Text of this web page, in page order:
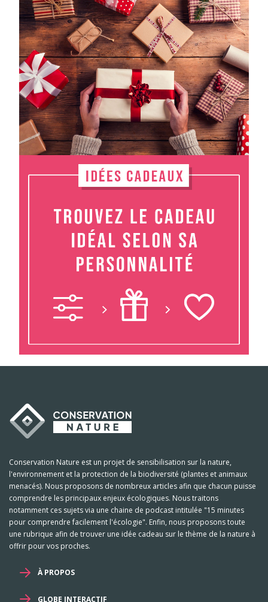
Conservation Nature est un projet de sensibilisation sur la nature,
l'environnement et la protection de la biodiversité (plantes et animaux
menacés). Nous proposons de nombreux articles afin que chacun puisse
comprendre les principaux enjeux écologiques. Nous traitons
notamment ces sujets via une chaine de podcast intitulée "15 minutes
pour comprendre facilement l'écologie". Enfin, nous proposons toute
une rubrique afin de trouver une idée cadeau sur le thème de la nature à
offrir pour vos proches.
À PROPOS
GLOBE INTERACTIF